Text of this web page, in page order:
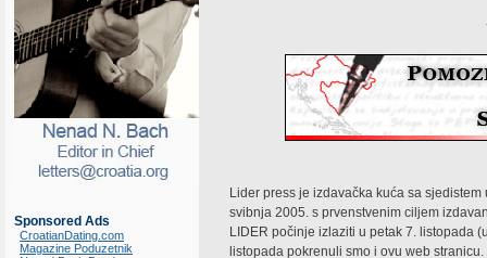
Sponsored Ads
CroatianDating.com
Magazine Poduzetnik
Lider press je izdavačka kuća sa
svibnja 2005. s prvenstvenim ciljem
LIDER počinje izlaziti u petak 7. listopada
listopada pokrenuli smo i ovu web stranicu.